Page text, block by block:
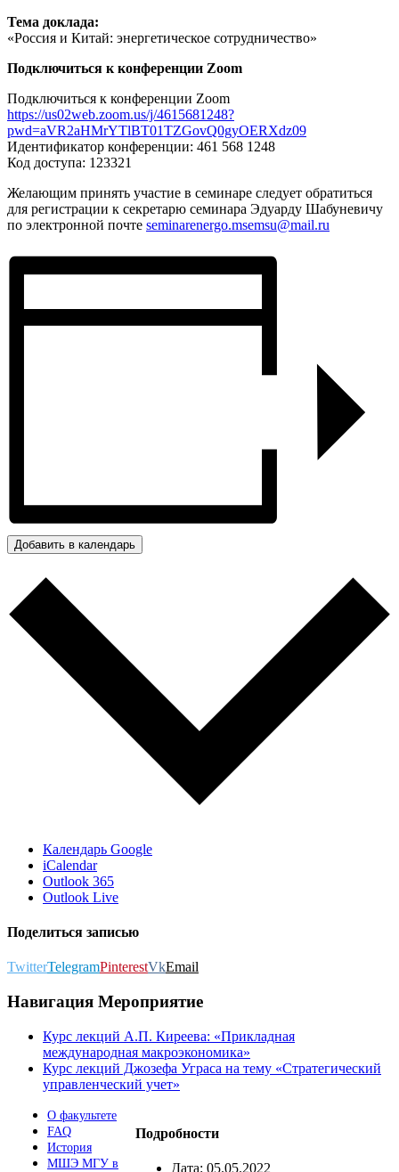
Тема доклада:
«Россия и Китай: энергетическое сотрудничество»
Подключиться к конференции Zoom
Подключиться к конференции Zoom
https://us02web.zoom.us/j/4615681248?
pwd=aVR2aHMrYTlBT01TZGovQ0gyOERXdz09
Идентификатор конференции: 461 568 1248
Код доступа: 123321
Желающим принять участие в семинаре следует обратиться
для регистрации к секретарю семинара Эдуарду Шабуневичу
по электронной почте seminarenergo.msemsu@mail.ru
Добавить в календарь
Календарь Google
iCalendar
Outlook 365
Outlook Live
Поделиться записью
TwitterTelegramPinterestVkEmail
Навигация Мероприятие
Курс лекций А.П. Киреева: «Прикладная
международная макроэкономика»
Курс лекций Джозефа Уграса на тему «Стратегический
управленческий учет»
Подробности
Дата: 05.05.2022
О факультете
FAQ
История
МШЭ МГУ в